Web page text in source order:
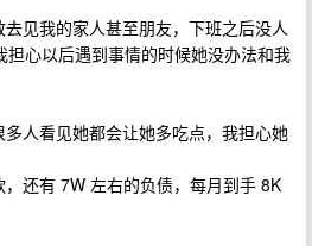
见我的家人甚至朋友，下班之后没人
心以后遇到事情的时候她没办法和我
人看见她都会让她多吃点，我担心她
还有 7W 左右的负债，每月到手 8K